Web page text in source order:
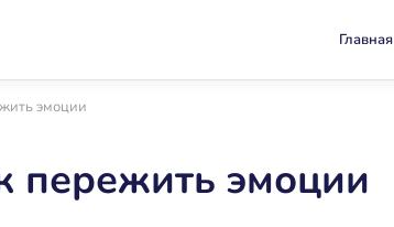
Главная
эмоции
пережить эмоции